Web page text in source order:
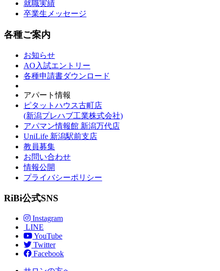
就職実績
卒業生メッセージ
各種ご案内
お知らせ
AO入試エントリー
各種申請書ダウンロード
アパート情報
ピタットハウス古町店
(新潟プレハブ工業株式会社)
アパマン情報館 新潟万代店
UniLife 新潟駅前支店
教員募集
お問い合わせ
情報公開
プライバシーポリシー
RiBi公式SNS
Instagram
LINE
YouTube
Twitter
Facebook